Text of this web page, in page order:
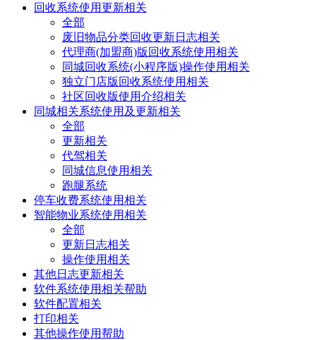
回收系统使用更新相关
全部
废旧物品分类回收更新日志相关
代理商(加盟商)版回收系统使用相关
同城回收系统(小程序版)操作使用相关
独立门店版回收系统使用相关
社区回收版使用介绍相关
同城相关系统使用及更新相关
全部
更新相关
代驾相关
同城信息使用相关
跑腿系统
停车收费系统使用相关
智能物业系统使用相关
全部
更新日志相关
操作使用相关
其他日志更新相关
软件系统使用相关帮助
软件配置相关
打印相关
其他操作使用帮助